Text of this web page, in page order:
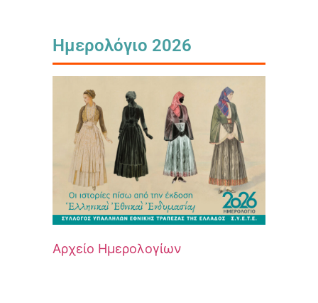
Ημερολόγιο 2026
Αρχείο Ημερολογίων